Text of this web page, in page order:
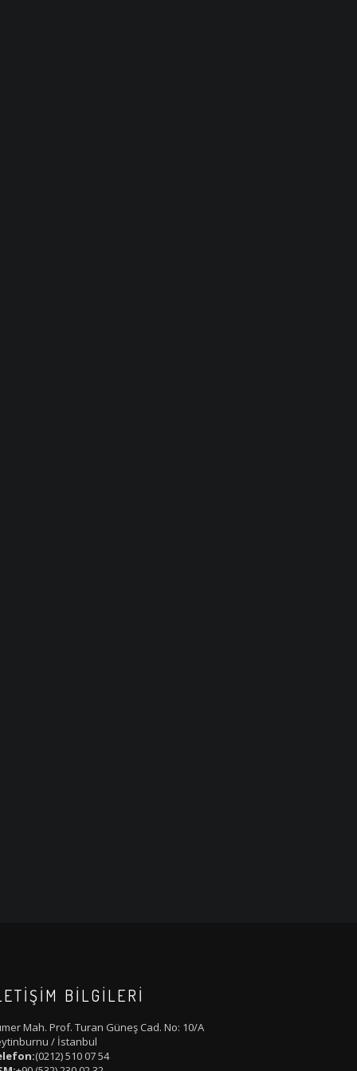
BILGILERI
Mah. Prof. Turan Güneş Cad. No: 10/A
/ İstanbul
(0212) 510 07 54